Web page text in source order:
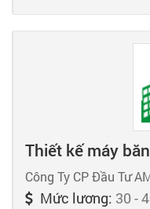
Thiết kế máy
Công Ty CP Đầu Tư
Mức lương: 30 -